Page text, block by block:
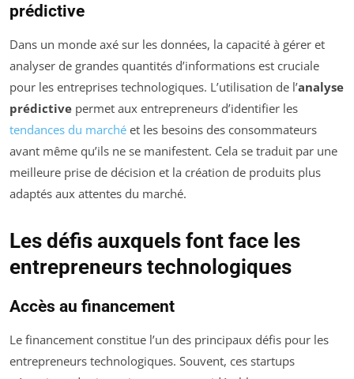
prédictive
Dans un monde axé sur les données, la capacité à gérer et
analyser de grandes quantités d’informations est cruciale
pour les entreprises technologiques. L’utilisation de l’analyse
prédictive permet aux entrepreneurs d’identifier les
tendances du marché et les besoins des consommateurs
avant même qu’ils ne se manifestent. Cela se traduit par une
meilleure prise de décision et la création de produits plus
adaptés aux attentes du marché.
Les défis auxquels font face les
entrepreneurs technologiques
Accès au financement
Le financement constitue l’un des principaux défis pour les
entrepreneurs technologiques. Souvent, ces startups